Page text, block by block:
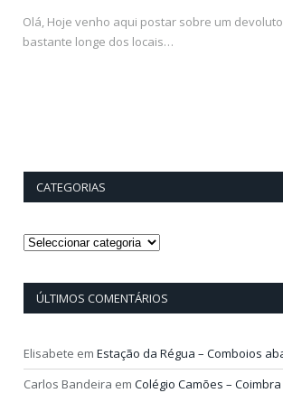
Olá, Hoje venho aqui postar sobre um
bastante longe dos locais…
CATEGORIAS
Categorias
ÚLTIMOS COMENTÁRIOS
Elisabete em Estação da Régua – Comboios
Carlos Bandeira em Colégio Camões – Coimbra